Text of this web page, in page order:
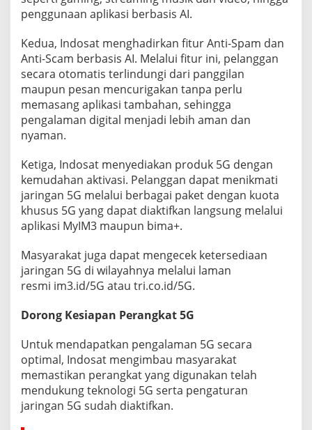
penggunaan aplikasi berbasis AI.
Kedua, Indosat menghadirkan fitur Anti-Spam dan
Anti-Scam berbasis AI. Melalui fitur ini, pelanggan
secara otomatis terlindungi dari panggilan
maupun pesan mencurigakan tanpa perlu
memasang aplikasi tambahan, sehingga
pengalaman digital menjadi lebih aman dan
nyaman.
Ketiga, Indosat menyediakan produk 5G dengan
kemudahan aktivasi. Pelanggan dapat menikmati
jaringan 5G melalui berbagai paket dengan kuota
khusus 5G yang dapat diaktifkan langsung melalui
aplikasi MyIM3 maupun bima+.
Masyarakat juga dapat mengecek ketersediaan
jaringan 5G di wilayahnya melalui laman
resmi im3.id/5G atau tri.co.id/5G.
Dorong Kesiapan Perangkat 5G
Untuk mendapatkan pengalaman 5G secara
optimal, Indosat mengimbau masyarakat
memastikan perangkat yang digunakan telah
mendukung teknologi 5G serta pengaturan
jaringan 5G sudah diaktifkan.